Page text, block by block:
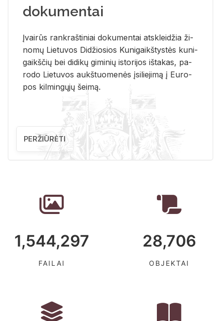
dokumentai
Įvai­rūs rank­raš­ti­niai do­ku­men­tai at­sklei­džia ži­
no­mų Lie­tu­vos Di­džio­sios Ku­ni­gaikš­tys­tės ku­ni­
gaikš­čių bei di­di­kų gi­mi­nių is­to­ri­jos iš­ta­kas, pa­
ro­do Lie­tu­vos aukš­tuo­me­nės įsi­lie­ji­mą į Eu­ro­
pos kil­min­gų­jų šei­mą.
PERŽIŪRĖTI
1,544,297
FAILAI
28,706
OBJEKTAI